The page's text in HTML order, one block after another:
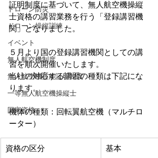
ドローン防災
ドローン操縦訓練
イベント
無人航空機制度
無人航空機技能証明制度
一等無人航空機操縦士
国家資格
証明制度に基づいて、無人航空機操縦
士資格の講習業務を行う「登録講習機
関」となりました。
５月より国の登録講習機関としての講
習を順次開催いたします。
当社の対応する講習の種類は下記にな
ります。
機体の種類：回転翼航空機（マルチロ
ーター）
資格の区分 基本